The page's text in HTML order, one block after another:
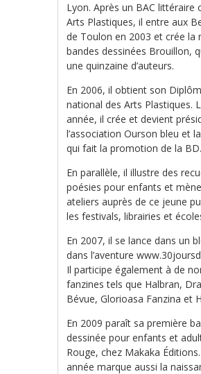
Lyon. Après un BAC littéraire
Arts Plastiques, il entre aux
de Toulon en 2003 et crée la
bandes dessinées Brouillon,
une quinzaine d’auteurs.
En 2006, il obtient son
national des Arts Plastiques.
année, il crée et devient
l’association Ourson bleu et
qui fait la promotion de la BD.
En parallèle, il illustre des
poésies pour enfants et
ateliers auprès de ce jeune
les festivals, librairies et
En 2007, il se lance dans un
dans l’aventure
Il participe également à de
fanzines tels que Halbran,
Bévue, Glorioasa Fanzina et
En 2009 paraît sa première
dessinée pour enfants et
Rouge, chez Makaka
année marque aussi la